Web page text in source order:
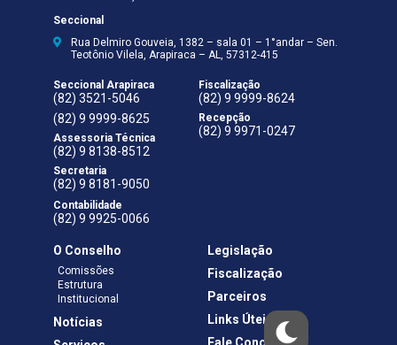
Seccional
Rua Delmiro Gouveia, 1382 – sala 01 – 1°andar – Sen.
Teotônio Vilela, Arapiraca – AL, 57312-415
Seccional Arapiraca
(82) 3521-5046
(82) 9 9999-8625
Assessoria Técnica
(82) 9 8138-8512
Secretaria
(82) 9 8181-9050
Contabilidade
(82) 9 9925-0066
Fiscalização
(82) 9 9999-8624
Recepção
(82) 9 9971-0247
O Conselho
Comissões
Estrutura
Institucional
Notícias
Legislação
Fiscalização
Parceiros
Links Úteis